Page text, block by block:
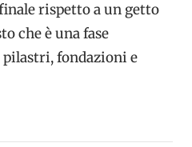
rispetto a un getto
che è una fase
fondazioni e